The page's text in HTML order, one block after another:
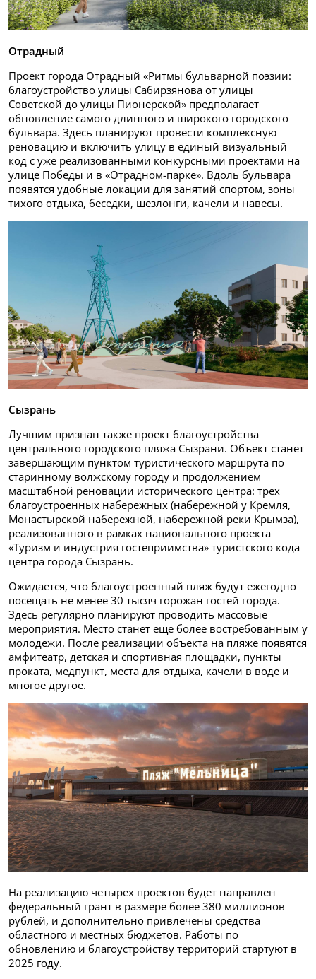
Отрадный
Проект города Отрадный «Ритмы бульварной поэзии:
благоустройство улицы Сабирзянова от улицы
Советской до улицы Пионерской» предполагает
обновление самого длинного и широкого городского
бульвара. Здесь планируют провести комплексную
реновацию и включить улицу в единый визуальный
код с уже реализованными конкурсными проектами на
улице Победы и в «Отрадном-парке». Вдоль бульвара
появятся удобные локации для занятий спортом, зоны
тихого отдыха, беседки, шезлонги, качели и навесы.
Сызрань
Лучшим признан также проект благоустройства
центрального городского пляжа Сызрани. Объект станет
завершающим пунктом туристического маршрута по
старинному волжскому городу и продолжением
масштабной реновации исторического центра: трех
благоустроенных набережных (набережной у Кремля,
Монастырской набережной, набережной реки Крымза),
реализованного в рамках национального проекта
«Туризм и индустрия гостеприимства» туристского кода
центра города Сызрань.
Ожидается, что благоустроенный пляж будут ежегодно
посещать не менее 30 тысяч горожан гостей города.
Здесь регулярно планируют проводить массовые
мероприятия. Место станет еще более востребованным у
молодежи. После реализации объекта на пляже появятся
амфитеатр, детская и спортивная площадки, пункты
проката, медпункт, места для отдыха, качели в воде и
многое другое.
На реализацию четырех проектов будет направлен
федеральный грант в размере более 380 миллионов
рублей, и дополнительно привлечены средства
областного и местных бюджетов. Работы по
обновлению и благоустройству территорий стартуют в
2025 году.